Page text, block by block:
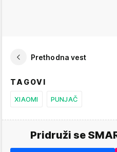
Prethodna vest
TAGOVI
XIAOMI PUNJAČ
Pridruži se